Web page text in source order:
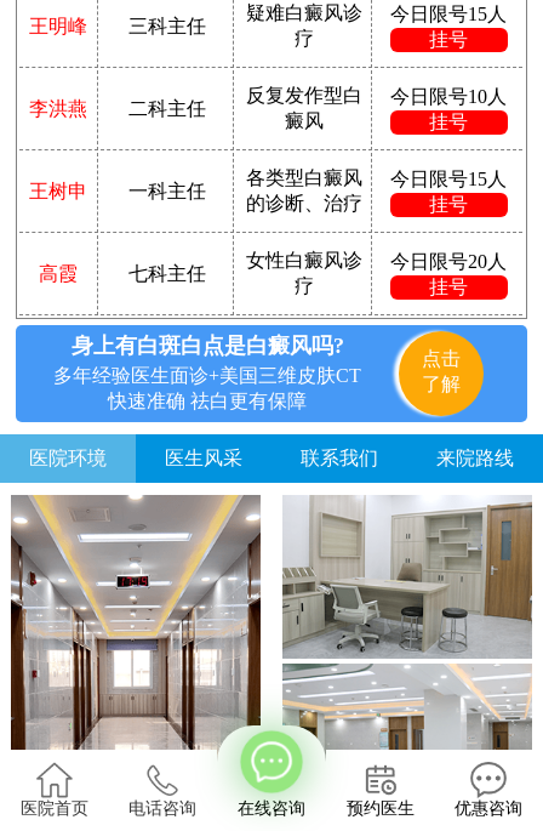
王明峰 三科主任
疑难白癜风诊
疗
今日限号15人
挂号
李洪燕 二科主任
反复发作型白
癜风
今日限号10人
挂号
王树申 一科主任
各类型白癜风
的诊断、治疗
今日限号15人
挂号
高霞 七科主任
女性白癜风诊
疗
今日限号20人
挂号
身上有白斑白点是白癜风吗?
多年经验医生面诊+美国三维皮肤CT
快速准确 祛白更有保障
点击
了解
医院环境 医生风采 联系我们 来院路线
医院首页 电话咨询 在线咨询
方便说下您的白癜风症状？
预约医生 优惠咨询